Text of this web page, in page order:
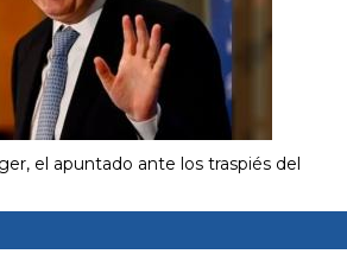
el apuntado ante los traspiés del